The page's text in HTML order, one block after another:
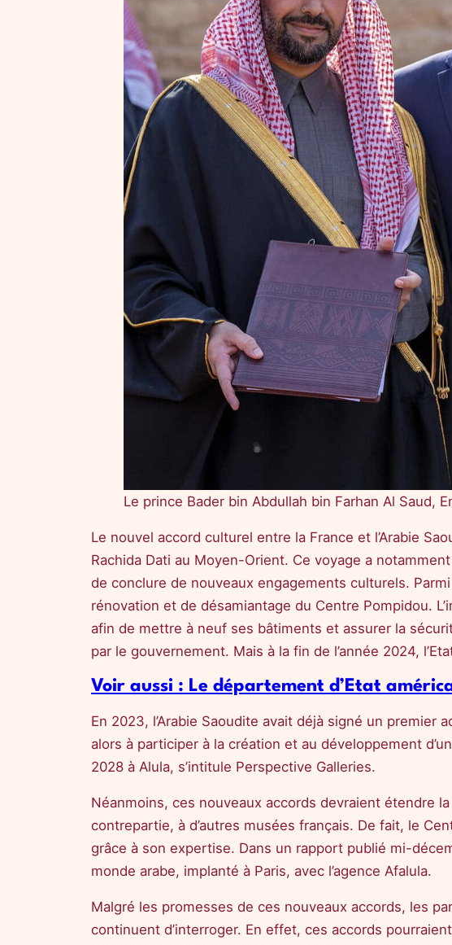
Le prince Bader bin Abdullah bin Farhan Al Saud,
Le nouvel accord culturel entre la France et l’Arabie
Rachida Dati au Moyen-Orient. Ce voyage a
de conclure de nouveaux engagements culturels.
rénovation et de désamiantage du Centre Pompidou.
afin de mettre à neuf ses bâtiments et assurer la
par le gouvernement. Mais à la fin de l’année 2024,
Voir aussi : Le département d’Etat
En 2023, l’Arabie Saoudite avait déjà signé un premier
alors à participer à la création et au développement
2028 à Alula, s’intitule Perspective Galleries.
Néanmoins, ces nouveaux accords devraient étendre
contrepartie, à d’autres musées français. De fait, le
grâce à son expertise. Dans un rapport publié mi-
monde arabe, implanté à Paris, avec l’agence Afalula.
Malgré les promesses de ces nouveaux accords, les
continuent d’interroger. En effet, ces accords